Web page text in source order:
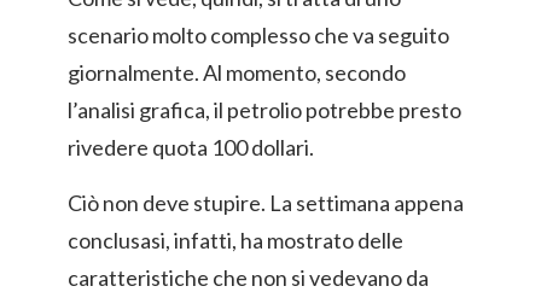
scenario molto complesso che va seguito
giornalmente. Al momento, secondo
l’analisi grafica, il petrolio potrebbe presto
rivedere quota 100 dollari.
Ciò non deve stupire. La settimana appena
conclusasi, infatti, ha mostrato delle
caratteristiche che non si vedevano da